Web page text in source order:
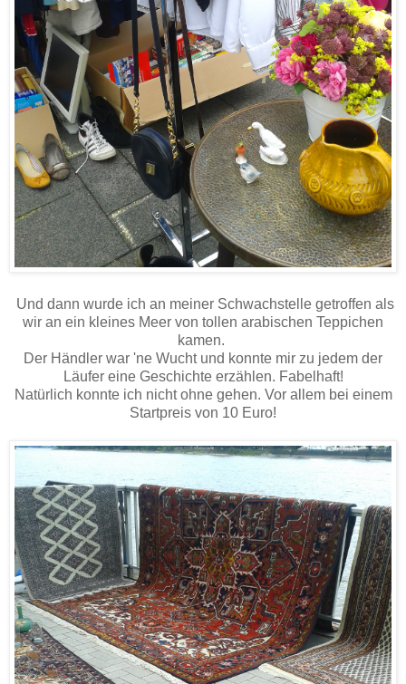
Und dann wurde ich an meiner Schwachstelle getroffen als
wir an ein kleines Meer von tollen arabischen Teppichen
kamen.
Der Händler war 'ne Wucht und konnte mir zu jedem der
Läufer eine Geschichte erzählen. Fabelhaft!
Natürlich konnte ich nicht ohne gehen. Vor allem bei einem
Startpreis von 10 Euro!